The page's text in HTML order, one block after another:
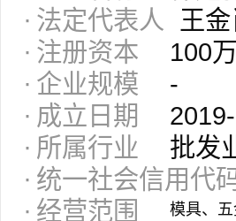
法定代表人
王金
注册资本
100
企业规模
-
成立日期
所属行业
批发
统一社会信用代
经营范围
模具、